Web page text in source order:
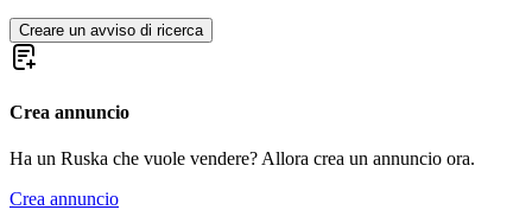
Creare un avviso di ricerca
Crea annuncio
Ha un Ruska che vuole vendere? Allora crea un annuncio ora.
Crea annuncio